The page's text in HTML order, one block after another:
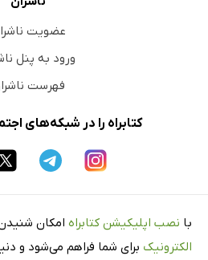
عضویت
ورود به پنل
فهرست
کتابراه را در شبکه‌های
با نصب اپلیکیشن کتابراه امکان
الکترونیک برای شما فراهم می‌شود و